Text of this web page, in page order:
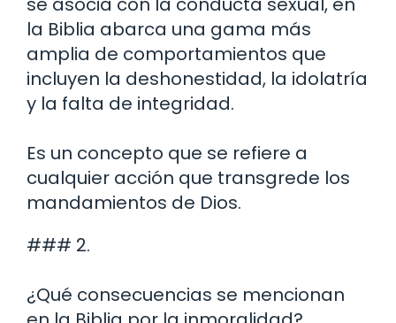
la Biblia abarca una gama más
amplia de comportamientos que
incluyen la deshonestidad, la idolatría
y la falta de integridad.
Es un concepto que se refiere a
cualquier acción que transgrede los
mandamientos de Dios.
### 2.
¿Qué consecuencias se mencionan